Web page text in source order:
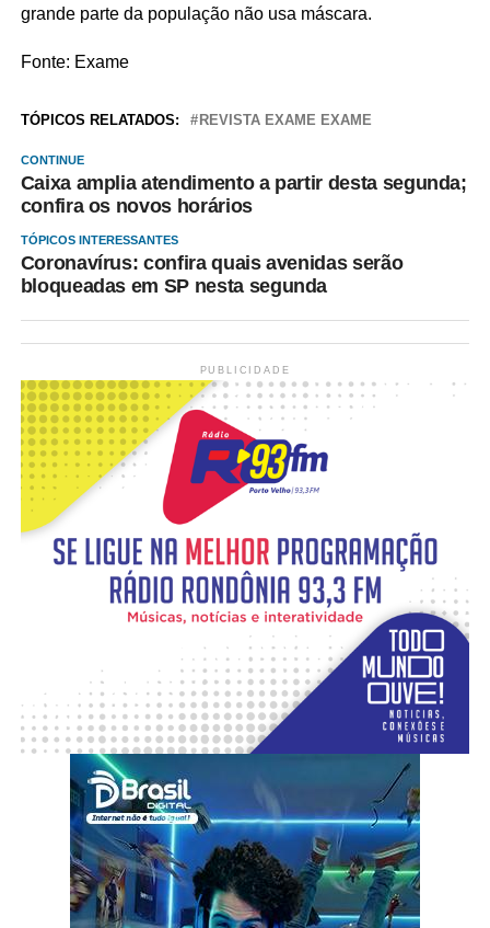
grande parte da população não usa máscara.
Fonte: Exame
TÓPICOS RELATADOS: REVISTA EXAME EXAME
CONTINUE
Caixa amplia atendimento a partir desta segunda;
confira os novos horários
TÓPICOS INTERESSANTES
Coronavírus: confira quais avenidas serão
bloqueadas em SP nesta segunda
PUBLICIDADE